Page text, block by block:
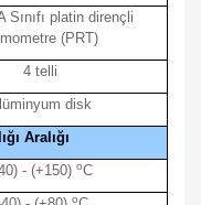
Sınıfı platin dirençli
(PRT)
4 telli
disk
Aralığı
- (+150) oC
o